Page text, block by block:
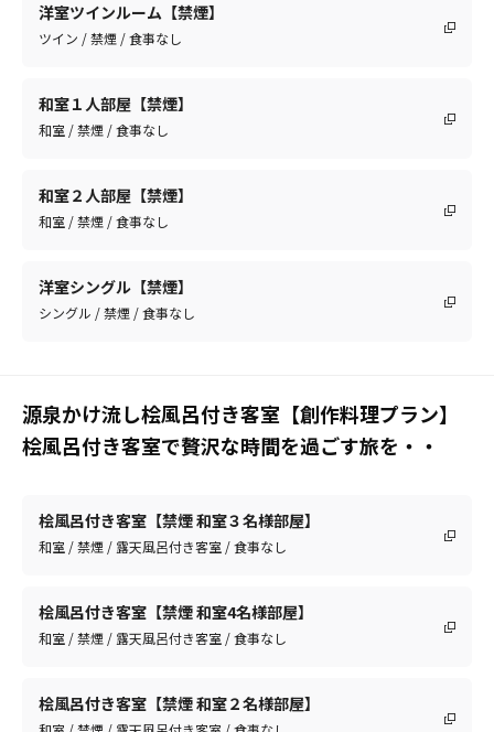
洋室ツインルーム【禁煙】
ツイン / 禁煙 / 食事なし
和室１人部屋【禁煙】
和室 / 禁煙 / 食事なし
和室２人部屋【禁煙】
和室 / 禁煙 / 食事なし
洋室シングル【禁煙】
シングル / 禁煙 / 食事なし
源泉かけ流し桧風呂付き客室【創作料理プラン】
桧風呂付き客室で贅沢な時間を過ごす旅を・・
桧風呂付き客室【禁煙 和室３名様部屋】
和室 / 禁煙 / 露天風呂付き客室 / 食事なし
桧風呂付き客室【禁煙 和室4名様部屋】
和室 / 禁煙 / 露天風呂付き客室 / 食事なし
桧風呂付き客室【禁煙 和室２名様部屋】